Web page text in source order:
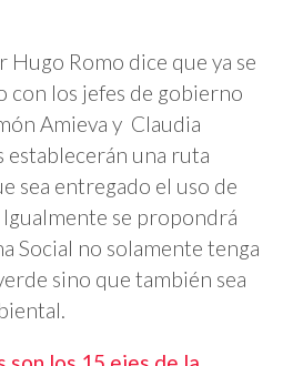
Romo dice que ya se
con los jefes de gobierno
Amieva y Claudia
establecerán una ruta
sea entregado el uso de
se propondrá
Social no solamente tenga
sino que también sea